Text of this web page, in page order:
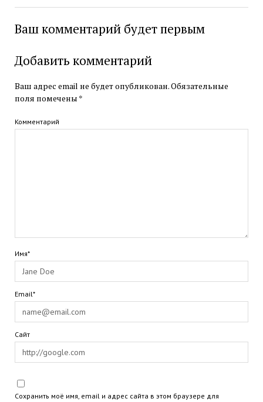
Ваш комментарий будет первым
Добавить комментарий
Ваш адрес email не будет опубликован.Обязательные
поля помечены *
Комментарий
Имя*
Email*
Сайт
Сохранить моё имя, email и адрес сайта в этом браузере для